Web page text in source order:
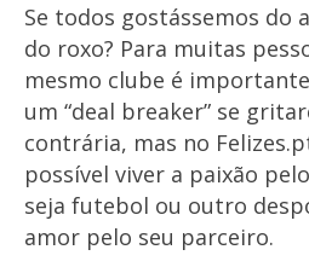
Se todos gostássemos do
do roxo? Para muitas
mesmo clube é
um “deal breaker” se
contrária, mas no
possível viver a paixão
seja futebol ou outro
amor pelo seu parceiro.